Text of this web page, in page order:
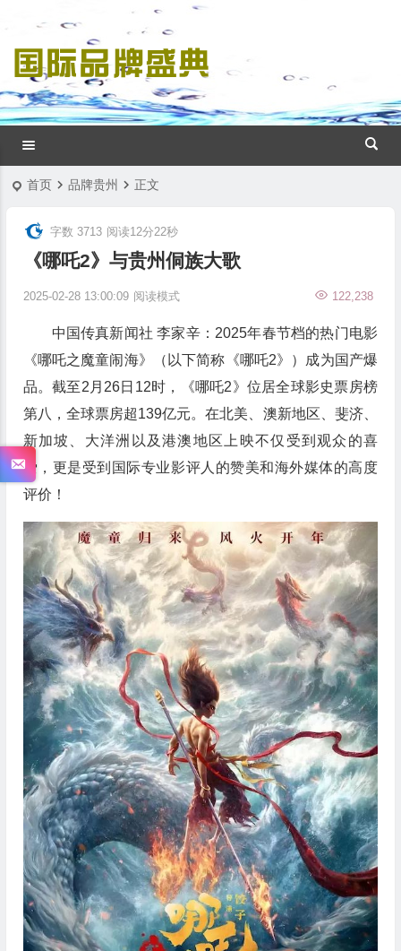
首页 品牌贵州 正文
《哪吒2》与贵州侗族大歌
2025-02-28 13:00:09 122,238
字数 3713 阅读12分22秒
阅读模式
中国传真新闻社 李家辛： 2025年春节档的热门电影
《哪吒之魔童闹海》（以下简称《哪吒2》） 成为国产爆
品。截至2月26日12时，《哪吒2》位居全球影史票房榜
第八，全球票房超139亿元。在北美、澳新地区、斐济、
新加坡、大洋洲以及港澳地区上映不仅受到观众的喜
爱，更是受到国际专业影评人的赞美和海外媒体的高度
评价！